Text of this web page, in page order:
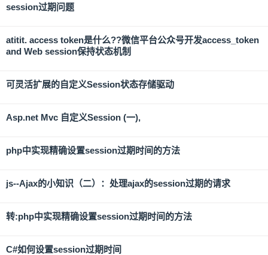
session过期问题
atitit. access token是什么??微信平台公众号开发access_token
and Web session保持状态机制
可灵活扩展的自定义Session状态存储驱动
Asp.net Mvc 自定义Session (一),
php中实现精确设置session过期时间的方法
js--Ajax的小知识（二）：处理ajax的session过期的请求
转:php中实现精确设置session过期时间的方法
C#如何设置session过期时间